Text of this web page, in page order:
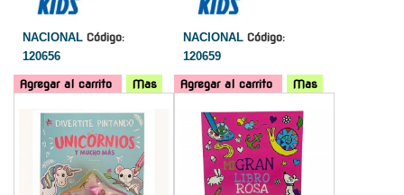
NACIONAL Código:
120656
Agregar al carrito Mas
NACIONAL Código:
120659
Agregar al carrito
Mas